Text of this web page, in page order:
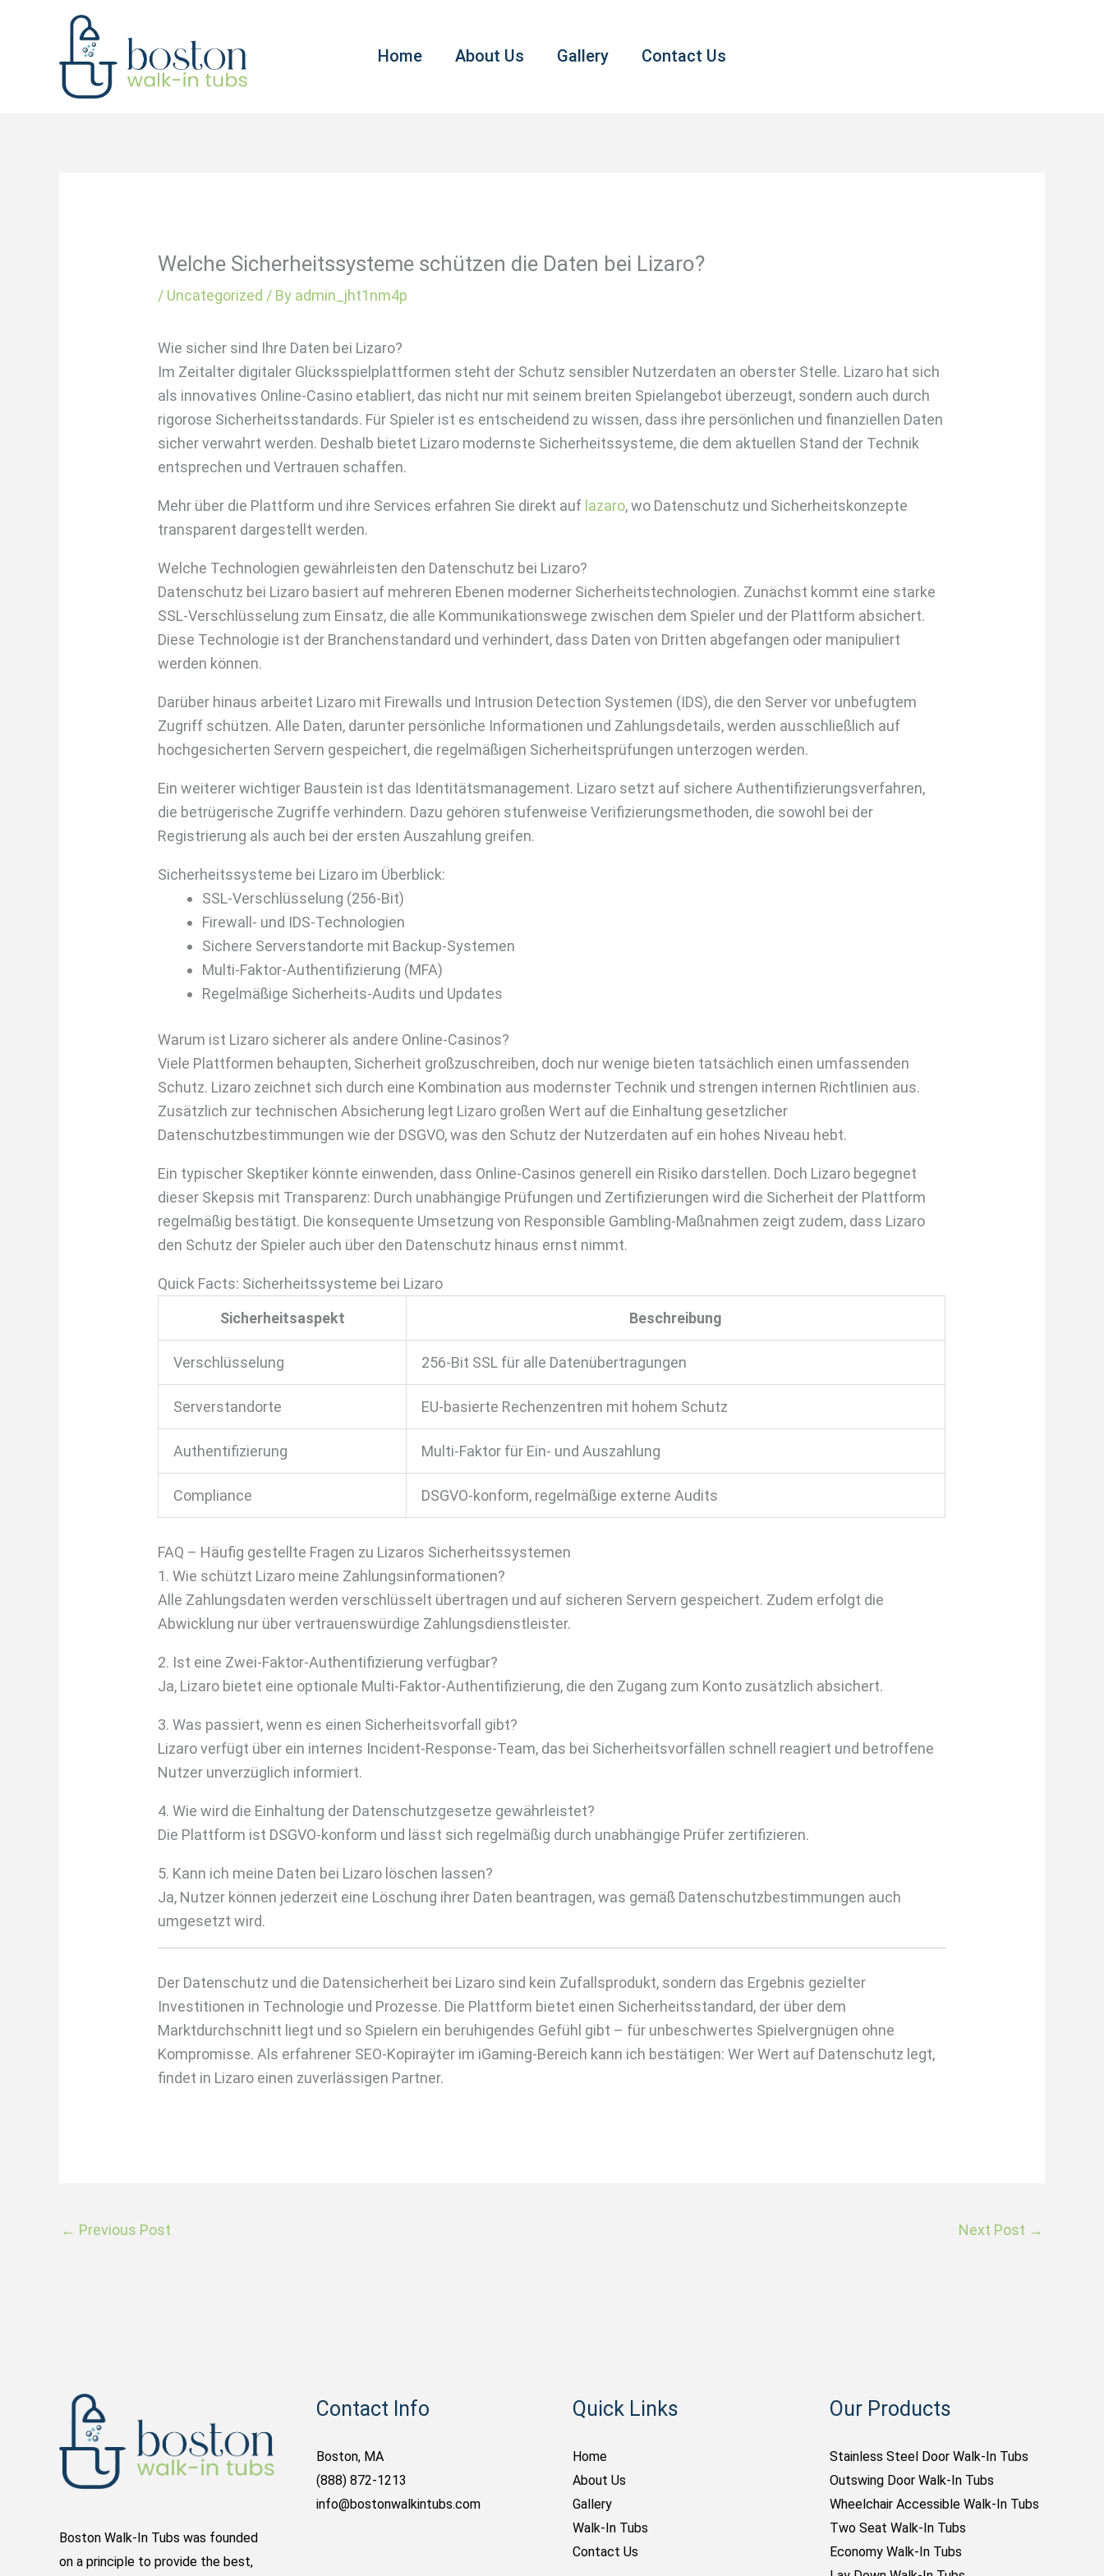
Home About Us Gallery Contact Us
Welche Sicherheitssysteme schützen die Daten bei Lizaro?
/ Uncategorized / By admin_jht1nm4p
Wie sicher sind Ihre Daten bei Lizaro?
Im Zeitalter digitaler Glücksspielplattformen steht der Schutz sensibler Nutzerdaten an oberster Stelle. Lizaro hat sich
als innovatives Online-Casino etabliert, das nicht nur mit seinem breiten Spielangebot überzeugt, sondern auch durch
rigorose Sicherheitsstandards. Für Spieler ist es entscheidend zu wissen, dass ihre persönlichen und finanziellen Daten
sicher verwahrt werden. Deshalb bietet Lizaro modernste Sicherheitssysteme, die dem aktuellen Stand der Technik
entsprechen und Vertrauen schaffen.
Mehr über die Plattform und ihre Services erfahren Sie direkt auf lazaro, wo Datenschutz und Sicherheitskonzepte
transparent dargestellt werden.
Welche Technologien gewährleisten den Datenschutz bei Lizaro?
Datenschutz bei Lizaro basiert auf mehreren Ebenen moderner Sicherheitstechnologien. Zunächst kommt eine starke
SSL-Verschlüsselung zum Einsatz, die alle Kommunikationswege zwischen dem Spieler und der Plattform absichert.
Diese Technologie ist der Branchenstandard und verhindert, dass Daten von Dritten abgefangen oder manipuliert
werden können.
Darüber hinaus arbeitet Lizaro mit Firewalls und Intrusion Detection Systemen (IDS), die den Server vor unbefugtem
Zugriff schützen. Alle Daten, darunter persönliche Informationen und Zahlungsdetails, werden ausschließlich auf
hochgesicherten Servern gespeichert, die regelmäßigen Sicherheitsprüfungen unterzogen werden.
Ein weiterer wichtiger Baustein ist das Identitätsmanagement. Lizaro setzt auf sichere Authentifizierungsverfahren,
die betrügerische Zugriffe verhindern. Dazu gehören stufenweise Verifizierungsmethoden, die sowohl bei der
Registrierung als auch bei der ersten Auszahlung greifen.
Sicherheitssysteme bei Lizaro im Überblick:
SSL-Verschlüsselung (256-Bit)
Firewall- und IDS-Technologien
Sichere Serverstandorte mit Backup-Systemen
Multi-Faktor-Authentifizierung (MFA)
Regelmäßige Sicherheits-Audits und Updates
Warum ist Lizaro sicherer als andere Online-Casinos?
Viele Plattformen behaupten, Sicherheit großzuschreiben, doch nur wenige bieten tatsächlich einen umfassenden
Schutz. Lizaro zeichnet sich durch eine Kombination aus modernster Technik und strengen internen Richtlinien aus.
Zusätzlich zur technischen Absicherung legt Lizaro großen Wert auf die Einhaltung gesetzlicher
Datenschutzbestimmungen wie der DSGVO, was den Schutz der Nutzerdaten auf ein hohes Niveau hebt.
Ein typischer Skeptiker könnte einwenden, dass Online-Casinos generell ein Risiko darstellen. Doch Lizaro begegnet
dieser Skepsis mit Transparenz: Durch unabhängige Prüfungen und Zertifizierungen wird die Sicherheit der Plattform
regelmäßig bestätigt. Die konsequente Umsetzung von Responsible Gambling-Maßnahmen zeigt zudem, dass Lizaro
den Schutz der Spieler auch über den Datenschutz hinaus ernst nimmt.
Quick Facts: Sicherheitssysteme bei Lizaro
Sicherheitsaspekt
Beschreibung
Verschlüsselung 256-Bit SSL für alle Datenübertragungen
Serverstandorte EU-basierte Rechenzentren mit hohem Schutz
Authentifizierung Multi-Faktor für Ein- und Auszahlung
Compliance DSGVO-konform, regelmäßige externe Audits
FAQ – Häufig gestellte Fragen zu Lizaros Sicherheitssystemen
1. Wie schützt Lizaro meine Zahlungsinformationen?
Alle Zahlungsdaten werden verschlüsselt übertragen und auf sicheren Servern gespeichert. Zudem erfolgt die
Abwicklung nur über vertrauenswürdige Zahlungsdienstleister.
2. Ist eine Zwei-Faktor-Authentifizierung verfügbar?
Ja, Lizaro bietet eine optionale Multi-Faktor-Authentifizierung, die den Zugang zum Konto zusätzlich absichert.
3. Was passiert, wenn es einen Sicherheitsvorfall gibt?
Lizaro verfügt über ein internes Incident-Response-Team, das bei Sicherheitsvorfällen schnell reagiert und betroffene
Nutzer unverzüglich informiert.
4. Wie wird die Einhaltung der Datenschutzgesetze gewährleistet?
Die Plattform ist DSGVO-konform und lässt sich regelmäßig durch unabhängige Prüfer zertifizieren.
5. Kann ich meine Daten bei Lizaro löschen lassen?
Ja, Nutzer können jederzeit eine Löschung ihrer Daten beantragen, was gemäß Datenschutzbestimmungen auch
umgesetzt wird.
Der Datenschutz und die Datensicherheit bei Lizaro sind kein Zufallsprodukt, sondern das Ergebnis gezielter
Investitionen in Technologie und Prozesse. Die Plattform bietet einen Sicherheitsstandard, der über dem
Marktdurchschnitt liegt und so Spielern ein beruhigendes Gefühl gibt – für unbeschwertes Spielvergnügen ohne
Kompromisse. Als erfahrener SEO-Kopiraÿter im iGaming-Bereich kann ich bestätigen: Wer Wert auf Datenschutz legt,
findet in Lizaro einen zuverlässigen Partner.
← Previous Post Next Post →
Boston Walk-In Tubs was founded
on a principle to provide the best,
Contact Info
Boston, MA
(888) 872-1213
info@bostonwalkintubs.com
Quick Links
Home
About Us
Gallery
Walk-In Tubs
Contact Us
Our Products
Stainless Steel Door Walk-In Tubs
Outswing Door Walk-In Tubs
Wheelchair Accessible Walk-In Tubs
Two Seat Walk-In Tubs
Economy Walk-In Tubs